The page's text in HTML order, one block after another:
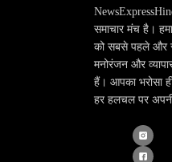
समाचार मंच है।
को सबसे पहले और
मनोरंजन और
हैं। आपका भरोसा
हर हलचल पर